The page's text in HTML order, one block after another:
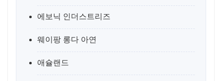
에보닉 인더스트리즈
웨이팡 롱다 아연
애슐랜드